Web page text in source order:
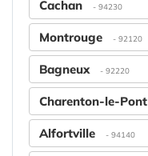
Cachan - 94230
Montrouge - 92120
Bagneux - 92220
Charenton-le-Pont
Alfortville - 94140